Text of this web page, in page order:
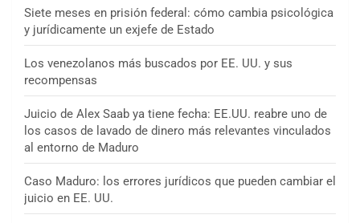
Siete meses en prisión federal: cómo cambia psicológica
y jurídicamente un exjefe de Estado
Los venezolanos más buscados por EE. UU. y sus
recompensas
Juicio de Alex Saab ya tiene fecha: EE.UU. reabre uno de
los casos de lavado de dinero más relevantes vinculados
al entorno de Maduro
Caso Maduro: los errores jurídicos que pueden cambiar el
juicio en EE. UU.